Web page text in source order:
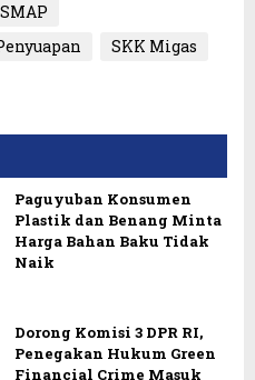
SKK Migas
Paguyuban Konsumen
Plastik dan Benang Minta
Harga Bahan Baku Tidak
Naik
Dorong Komisi 3 DPR RI,
Penegakan Hukum Green
Financial Crime Masuk